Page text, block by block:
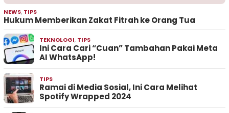
NEWS, TIPS
Hukum Memberikan Zakat Fitrah ke Orang Tua
TEKNOLOGI, TIPS
Ini Cara Cari “Cuan” Tambahan Pakai Meta
AI WhatsApp!
TIPS
Ramai di Media Sosial, Ini Cara Melihat
Spotify Wrapped 2024